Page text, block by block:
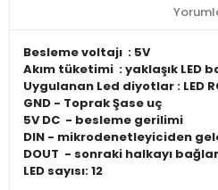
Besleme voltajı : 5V
Akım tüketimi : yaklaşık LED
Uygulanan Led diyotlar : LED
GND - Toprak Şase uç
5V DC - besleme gerilimi
DIN - mikrodenetleyiciden
DOUT - sonraki halkayı
LED sayısı: 12